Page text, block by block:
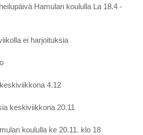
Hamulan koululla La 18.4 -
ei harjoituksia
4.12
keskiviikkona 20.11
koululla ke 20.11. klo 18